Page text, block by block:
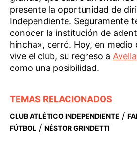
presente la oportunidad de
Independiente. Seguramente
conocer la institución de
hincha», cerró. Hoy, en medio
vive el club, su regreso a
como una posibilidad.
TEMAS RELACIONADOS
CLUB ATLÉTICO INDEPENDIENTE /
FÚTBOL / NÉSTOR GRINDETTI